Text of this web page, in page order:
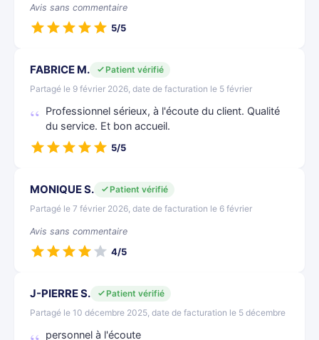
Avis sans commentaire
5/5
FABRICE M.
Patient vérifié
Partagé le 9 février 2026, date de facturation le 5 février
Professionnel sérieux, à l'écoute du client. Qualité
du service. Et bon accueil.
5/5
MONIQUE S.
Patient vérifié
Partagé le 7 février 2026, date de facturation le 6 février
Avis sans commentaire
4/5
J-PIERRE S.
Patient vérifié
Partagé le 10 décembre 2025, date de facturation le 5 décembre
personnel à l'écoute